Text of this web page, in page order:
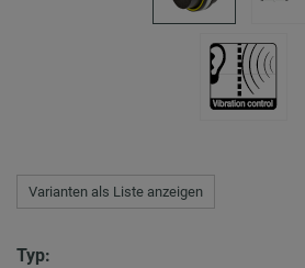
Varianten als Liste anzeigen
Typ: